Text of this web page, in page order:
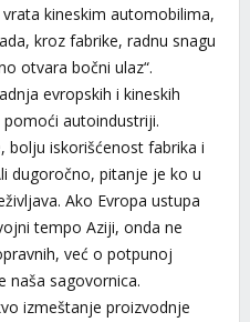
kineskim automobilima,
kroz fabrike, radnu snagu
otvara bočni ulaz“.
evropskih i kineskih
autoindustriji.
bolju iskorišćenost fabrika i
dugoročno, pitanje je ko u
Ako Evropa ustupa
tempo Aziji, onda ne
već o potpunoj
naša sagovornica.
izmeštanje proizvodnje